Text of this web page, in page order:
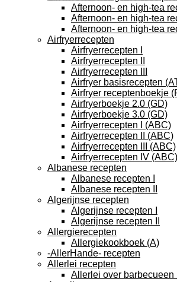
Afternoon- en high-tea
Afternoon- en high-tea
Afternoon- en high-tea
Airfryerrecepten
Airfryerrecepten I
Airfryerrecepten II
Airfryerrecepten III
Airfryer basisrecepten
Airfryer receptenboekje
Airfryerboekje 2.0 (GD)
Airfryerboekje 3.0 (GD)
Airfryerrecepten I (ABC)
Airfryerrecepten II (ABC)
Airfryerrecepten III (ABC)
Airfryerrecepten IV (ABC)
Albanese recepten
Albanese recepten I
Albanese recepten II
Algerijnse recepten
Algerijnse recepten I
Algerijnse recepten II
Allergierecepten
Allergiekookboek (A)
-AllerHande- recepten
Allerlei recepten
Allerlei over barbecueen